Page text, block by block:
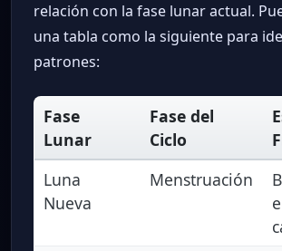
relación con la fase lunar actual.
una tabla como la siguiente para
patrones:
Fase
Lunar
Fase del
Ciclo
Luna
Nueva
Menstruación